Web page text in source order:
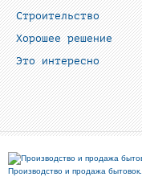
Строительство
Хорошее решение
Это интересно
Производство и продажа бытовок.